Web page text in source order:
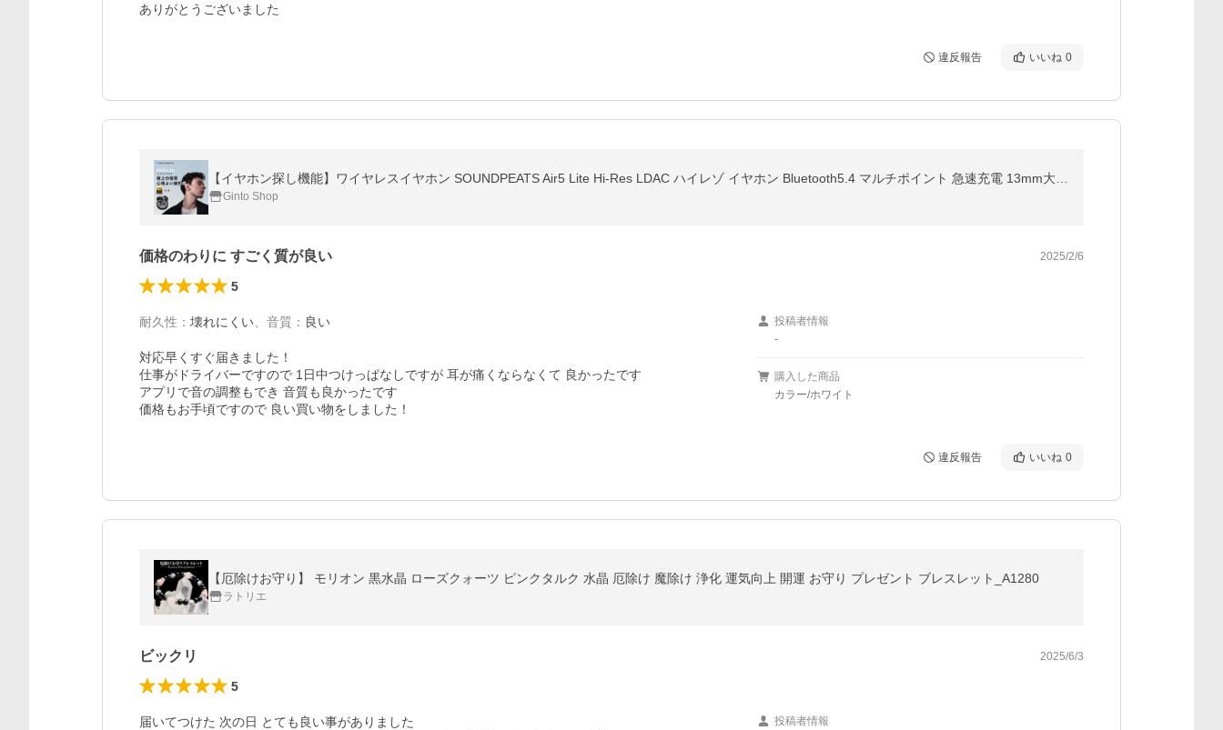
ありがとうございました
違反報告 いいね 0
Ginto Shop
価格のわりに すごく質が良い 2025/2/6
5
耐久性 ： 壊れにくい 音質 ： 良い
対応早くすぐ届きました！
仕事がドライバーですので 1日中つけっぱなしですが 耳が痛くならなくて 良かったです
アプリで音の調整もでき 音質も良かったです
価格もお手頃ですので 良い買い物をしました！
投稿者情報
-
購入した商品
カラー/ホワイト
違反報告 いいね 0
【厄除けお守り】 モリオン 黒水晶 ローズクォーツ ピンクタルク 水晶 厄除け 魔除け 浄化 運気向上 開運 お守り プレゼント ブレスレット_A1280
ラトリエ
ビックリ 2025/6/3
5
届いてつけた 次の日 とても良い事がありました
投稿者情報